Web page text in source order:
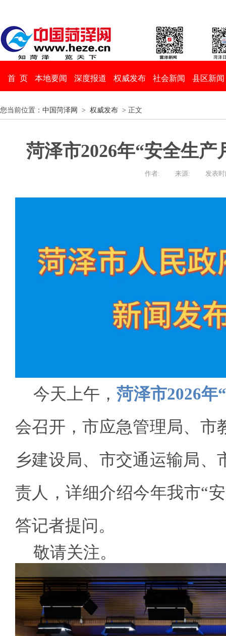
首 页 本地要闻 深度报道 权威发布 社会新闻 县区新闻
您当前位置： 中国菏泽网 > 权威发布 > 正文
菏泽市2026年“安全生
作者: 来源: 发表时
今天上午，菏泽市2026年
会召开，市应急管理局、市
乡建设局、市交通运输局
责人，详细介绍今年我市“
答记者提问。
敬请关注。